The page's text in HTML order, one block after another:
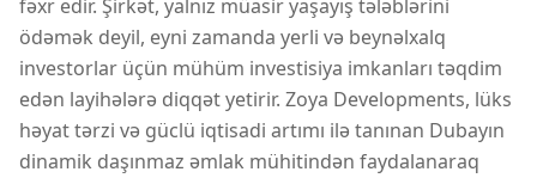
fəxr edir. Şirkət, yalnız müasir yaşayış tələblərini
ödəmək deyil, eyni zamanda yerli və beynəlxalq
investorlar üçün mühüm investisiya imkanları təqdim
edən layihələrə diqqət yetirir. Zoya Developments, lüks
həyat tərzi və güclü iqtisadi artımı ilə tanınan Dubayın
dinamik daşınmaz əmlak mühitindən faydalanaraq